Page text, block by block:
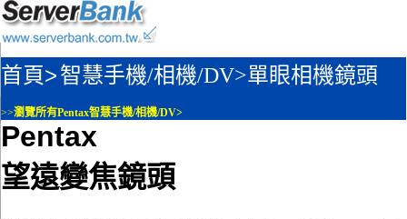
首頁>智慧手機/相機/DV>單眼相機鏡頭
>>瀏覽所有Pentax智慧手機/相機/DV>
Pentax
望遠變焦鏡頭